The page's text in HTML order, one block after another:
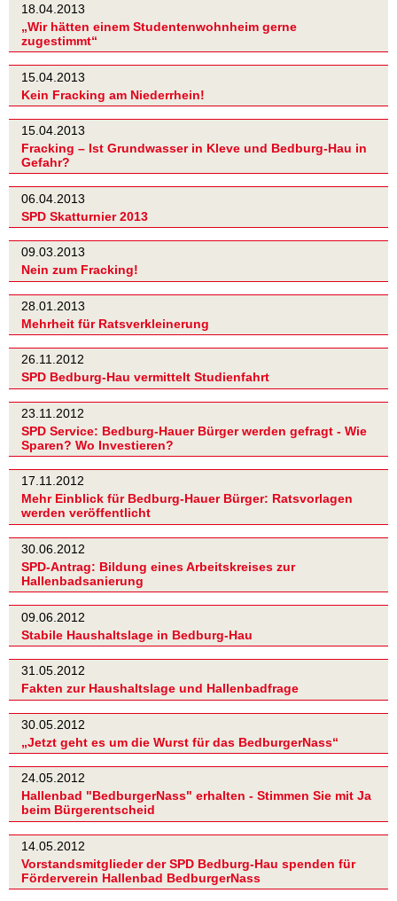
18.04.2013
„Wir hätten einem Studentenwohnheim gerne
zugestimmt“
15.04.2013
Kein Fracking am Niederrhein!
15.04.2013
Fracking – Ist Grundwasser in Kleve und Bedburg-Hau in
Gefahr?
06.04.2013
SPD Skatturnier 2013
09.03.2013
Nein zum Fracking!
28.01.2013
Mehrheit für Ratsverkleinerung
26.11.2012
SPD Bedburg-Hau vermittelt Studienfahrt
23.11.2012
SPD Service: Bedburg-Hauer Bürger werden gefragt - Wie
Sparen? Wo Investieren?
17.11.2012
Mehr Einblick für Bedburg-Hauer Bürger: Ratsvorlagen
werden veröffentlicht
30.06.2012
SPD-Antrag: Bildung eines Arbeitskreises zur
Hallenbadsanierung
09.06.2012
Stabile Haushaltslage in Bedburg-Hau
31.05.2012
Fakten zur Haushaltslage und Hallenbadfrage
30.05.2012
„Jetzt geht es um die Wurst für das BedburgerNass“
24.05.2012
Hallenbad "BedburgerNass" erhalten - Stimmen Sie mit Ja
beim Bürgerentscheid
14.05.2012
Vorstandsmitglieder der SPD Bedburg-Hau spenden für
Förderverein Hallenbad BedburgerNass